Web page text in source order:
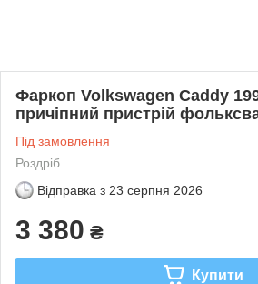
Фаркоп Volkswagen Caddy
причіпний пристрій
Під замовлення
Роздріб
Відправка з 23 серпня 2026
3 380 ₴
Купити